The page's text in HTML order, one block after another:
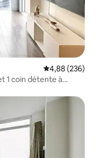
Note
4,88 (236)
1 coin détente à